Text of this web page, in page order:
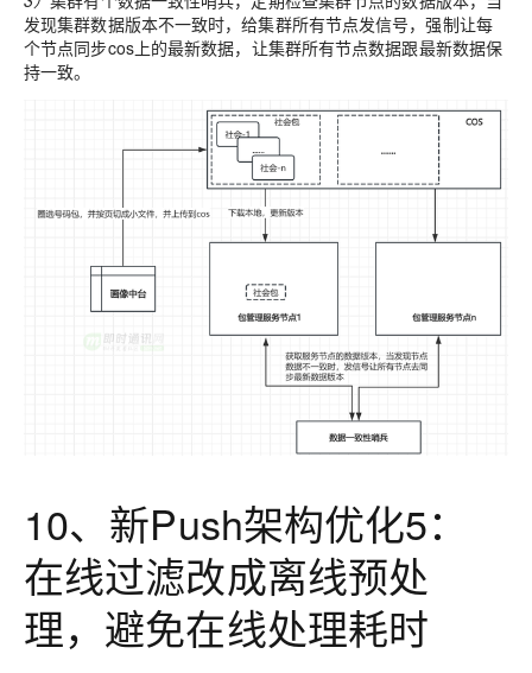
发现集群数据版本不一致时，给集群所有节点发信号，强制让每
个节点同步cos上的最新数据，让集群所有节点数据跟最新数据保
持一致。
10、新Push架构优化5：
在线过滤改成离线预处
理，避免在线处理耗时